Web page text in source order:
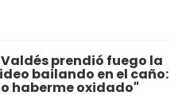
prendió fuego la
bailando en el caño:
haberme oxidado"